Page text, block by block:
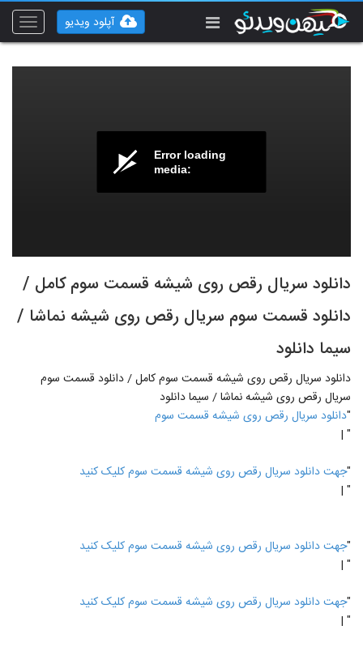
Toggle
آپلود ویدیو
Error loading
media:
دانلود سریال رقص روی شیشه قسمت سوم کامل /
دانلود قسمت سوم سریال رقص روی شیشه نماشا /
سیما دانلود
دانلود سریال رقص روی شیشه قسمت سوم کامل / دانلود قسمت سوم
سریال رقص روی شیشه نماشا / سیما دانلود
"دانلود سریال رقص روی شیشه قسمت سوم
" |
"جهت دانلود سریال رقص روی شیشه قسمت سوم کلیک کنید
" |
"جهت دانلود سریال رقص روی شیشه قسمت سوم کلیک کنید
" |
"جهت دانلود سریال رقص روی شیشه قسمت سوم کلیک کنید
" |